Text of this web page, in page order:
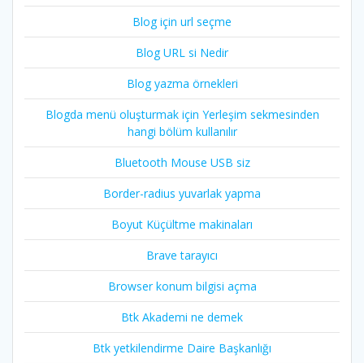
Blog için url seçme
Blog URL si Nedir
Blog yazma örnekleri
Blogda menü oluşturmak için Yerleşim sekmesinden
hangi bölüm kullanılır
Bluetooth Mouse USB siz
Border-radius yuvarlak yapma
Boyut Küçültme makinaları
Brave tarayıcı
Browser konum bilgisi açma
Btk Akademi ne demek
Btk yetkilendirme Daire Başkanlığı